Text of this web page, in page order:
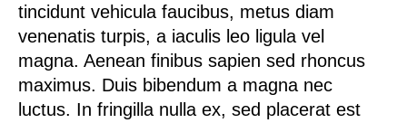
tincidunt vehicula faucibus, metus diam
venenatis turpis, a iaculis leo ligula vel
magna. Aenean finibus sapien sed rhoncus
maximus. Duis bibendum a magna nec
luctus. In fringilla nulla ex, sed placerat est